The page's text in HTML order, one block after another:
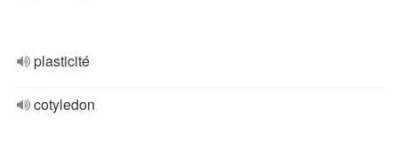
plasticité
cotyledon